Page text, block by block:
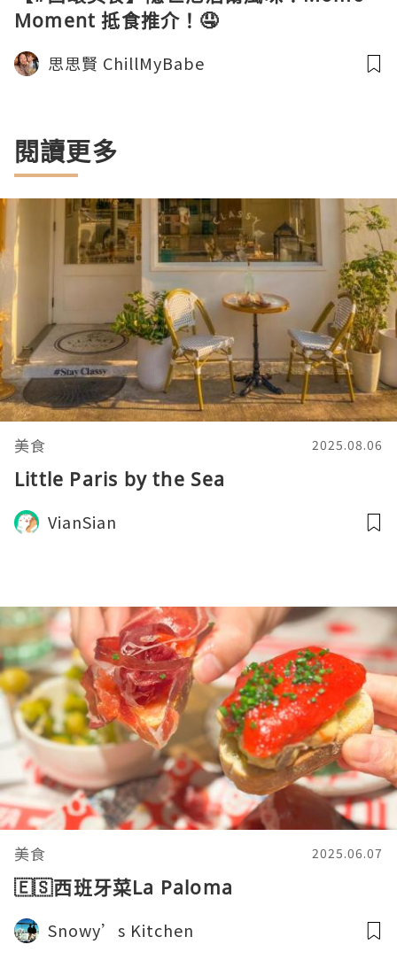
Moment 抵食推介！🤤
思思賢 ChillMyBabe
閱讀更多
美食 2025.08.06
Little Paris by the Sea
VianSian
美食 2025.06.07
🇪🇸西班牙菜La Paloma
Snowy’s Kitchen